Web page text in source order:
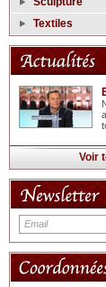
Textiles
Voir